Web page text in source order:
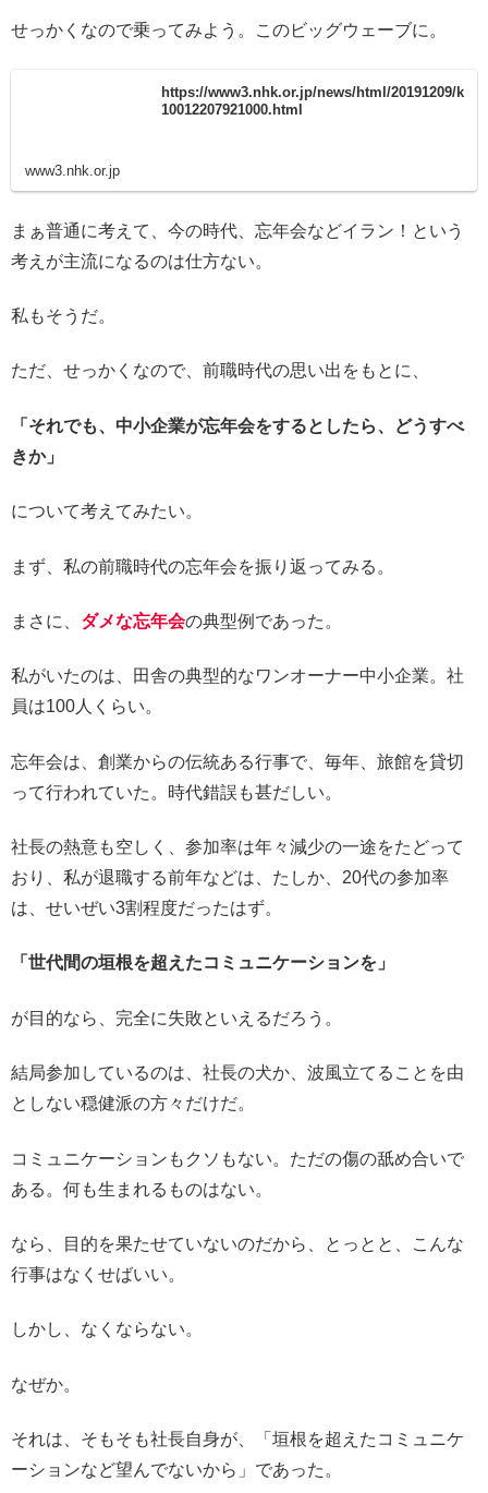
せっかくなので乗ってみよう。このビッグウェーブに。
https://www3.nhk.or.jp/news/html/20191209/k
10012207921000.html
www3.nhk.or.jp
まぁ普通に考えて、今の時代、忘年会などイラン！という
考えが主流になるのは仕方ない。
私もそうだ。
ただ、せっかくなので、前職時代の思い出をもとに、
「それでも、中小企業が忘年会をするとしたら、どうすべ
きか」
について考えてみたい。
まず、私の前職時代の忘年会を振り返ってみる。
まさに、 ダメな忘年会の典型例であった。
私がいたのは、田舎の典型的なワンオーナー中小企業。社
員は100人くらい。
忘年会は、創業からの伝統ある行事で、毎年、旅館を貸切
って行われていた。時代錯誤も甚だしい。
社長の熱意も空しく、参加率は年々減少の一途をたどって
おり、私が退職する前年などは、たしか、20代の参加率
は、せいぜい3割程度だったはず。
「世代間の垣根を超えたコミュニケーションを」
が目的なら、完全に失敗といえるだろう。
結局参加しているのは、社長の犬か、波風立てることを由
としない穏健派の方々だけだ。
コミュニケーションもクソもない。ただの傷の舐め合いで
ある。何も生まれるものはない。
なら、目的を果たせていないのだから、とっとと、こんな
行事はなくせばいい。
しかし、なくならない。
なぜか。
それは、そもそも社長自身が、「垣根を超えたコミュニケ
ーションなど望んでないから」であった。